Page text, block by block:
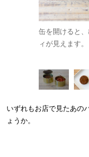
缶を開けると
ィが見えます。
いずれもお店で見たあの
ょうか。